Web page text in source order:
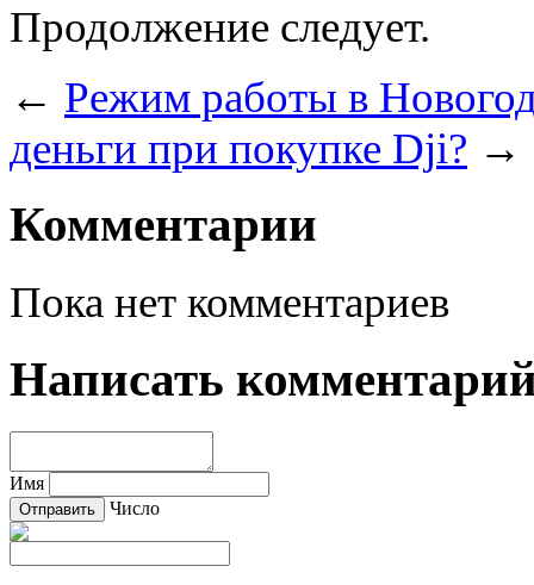
Продолжение следует.
← Режим работы в
деньги при покупке Dji? →
Комментарии
Пока нет комментариев
Написать
Имя
Число